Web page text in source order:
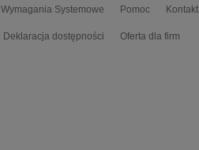
Wymagania Systemowe Pomoc Kontakt
Deklaracja dostępności Oferta dla firm